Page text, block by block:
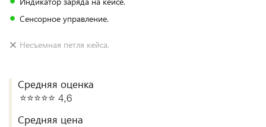
Сенсорное управление.
Несъемная петля кейса.
Средняя оценка
⭐️⭐️⭐️⭐️⭐️ 4,6
Средняя цена